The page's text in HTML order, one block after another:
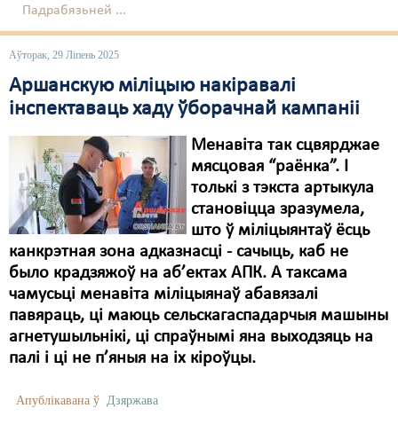
Падрабязьней ...
Аўторак, 29 Ліпень 2025
Аршанскую міліцыю накіравалі
інспектаваць хаду ўборачнай кампаніі
Менавіта так сцвярджае
мясцовая “раёнка”. І
толькі з тэкста артыкула
становіцца зразумела,
што ў міліцыянтаў ёсць
канкрэтная зона адказнасці - сачыць, каб не
было крадзяжоў на аб’ектах АПК. А таксама
чамусьці менавіта міліцыянаў абавязалі
павяраць, ці маюць сельскагаспадарчыя машыны
агнетушыльнікі, ці спраўнымі яна выходзяць на
палі і ці не п’яныя на іх кіроўцы.
Апублікавана ў Дзяржава